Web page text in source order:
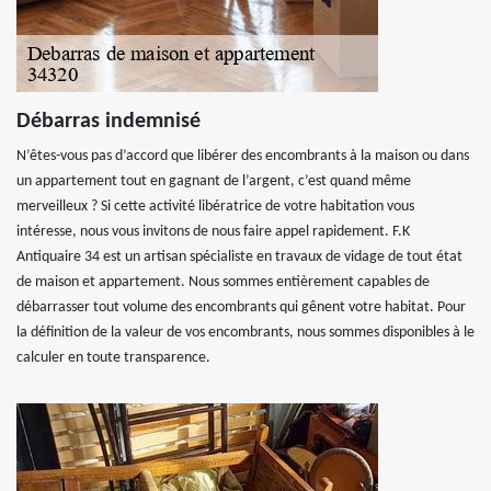
Débarras indemnisé
N’êtes-vous pas d’accord que libérer des encombrants à la maison ou dans
un appartement tout en gagnant de l’argent, c’est quand même
merveilleux ? Si cette activité libératrice de votre habitation vous
intéresse, nous vous invitons de nous faire appel rapidement. F.K
Antiquaire 34 est un artisan spécialiste en travaux de vidage de tout état
de maison et appartement. Nous sommes entièrement capables de
débarrasser tout volume des encombrants qui gênent votre habitat. Pour
la définition de la valeur de vos encombrants, nous sommes disponibles à le
calculer en toute transparence.